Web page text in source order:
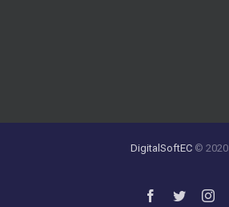
DigitalSoftEC © 2020